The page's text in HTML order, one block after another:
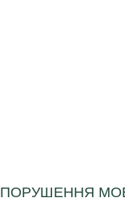
ПОРУШЕННЯ